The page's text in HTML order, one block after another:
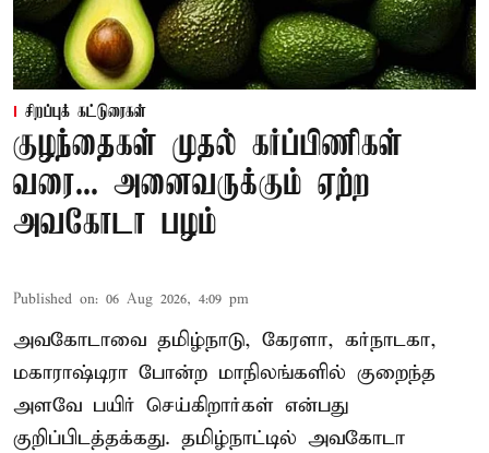
சிறப்புக் கட்டுரைகள்
குழந்தைகள் முதல் கர்ப்பிணிகள்
வரை... அனைவருக்கும் ஏற்ற
அவகோடா பழம்
Published on: 06 Aug 2026, 4:09 pm
அவகோடாவை தமிழ்நாடு, கேரளா, கர்நாடகா,
மகாராஷ்டிரா போன்ற மாநிலங்களில் குறைந்த
அளவே பயிர் செய்கிறார்கள் என்பது
குறிப்பிடத்தக்கது. தமிழ்நாட்டில் அவகோடா